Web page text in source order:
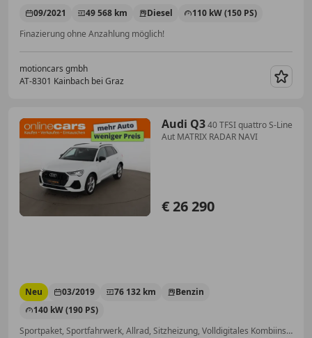
09/2021 49 568 km Diesel
110 kW (150 PS)
Finazierung ohne Anzahlung möglich!
motioncars gmbh
AT-8301 Kainbach bei Graz
Audi Q340 TFSI quattro S-Line
Aut MATRIX RADAR NAVI
€ 26 290
Neu 03/2019 76 132 km
Benzin
140 kW (190 PS)
Sportpaket, Sportfahrwerk, Allrad, Sitzheizung, Volldigitales Kombiinstrument, Abstandstempomat, Einparkhilfe Rückfahrkamera, Totwinkel-Assistent